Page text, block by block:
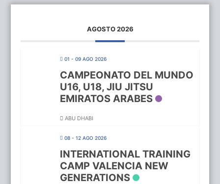
AGOSTO 2026
01 - 09 AGO 2026
CAMPEONATO DEL MUNDO
U16, U18, JIU JITSU
EMIRATOS ARABES
ABU DHABI
08 - 12 AGO 2026
INTERNATIONAL TRAINING
CAMP VALENCIA NEW
GENERATIONS